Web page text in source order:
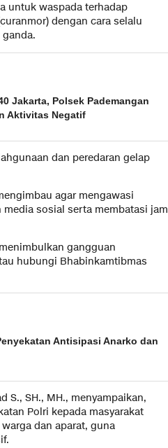
untuk waspada terhadap
dengan cara selalu
Jakarta, Polsek Pademangan
Aktivitas Negatif
dan peredaran gelap
agar mengawasi
sosial serta membatasi jam
gangguan
hubungi Bhabinkamtibmas
Antisipasi Anarko dan
S., SH., MH., menyampaikan,
Polri kepada masyarakat
dan aparat, guna